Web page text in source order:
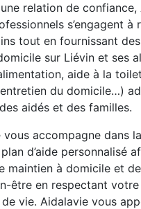
relation de confiance,
s’engagent à
tout en fournissant
sur Liévin et ses
aide à la
du domicile…)
aidés et des familles.
vous accompagne dans
d’aide personnalisé
maintien à domicile et
être en respectant
vie. Aidalavie vous